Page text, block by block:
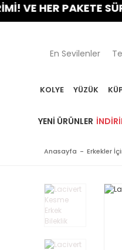
PAKETE
En Sevilenler
KOLYE YÜZÜK
YENI ÜRÜNLER
Anasayfa Erkekler